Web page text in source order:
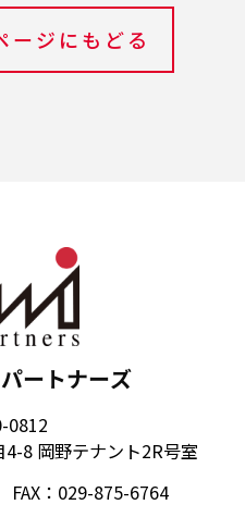
ージにもどる
ートナーズ
0812
8 岡野テナント2R号室
：029-875-6764